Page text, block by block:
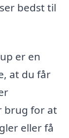
bedst til
er en
at du får
brug for at
eller få